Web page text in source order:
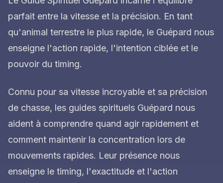
parfait entre la vitesse et la précision. En tant
qu'animal terrestre le plus rapide, le Guépard nous
enseigne l'action rapide, l'intention ciblée et le
pouvoir du timing.
Connu pour sa vitesse incroyable et sa précision
de chasse, les guides spirituels Guépard nous
aident à comprendre quand agir rapidement et
comment maintenir la concentration lors de
mouvements rapides. Leur présence nous
enseigne le timing, l'exactitude et l'action